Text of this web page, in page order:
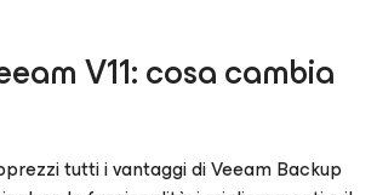
V11: cosa cambia
tutti i vantaggi di Veeam Backup